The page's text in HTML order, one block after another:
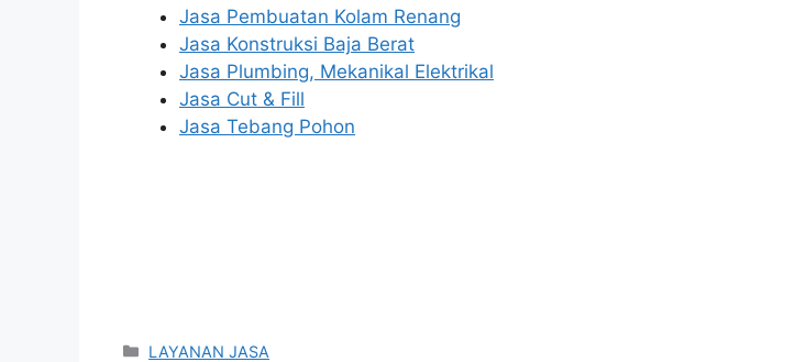
Jasa Pembuatan Kolam Renang
Jasa Konstruksi Baja Berat
Jasa Plumbing, Mekanikal Elektrikal
Jasa Cut & Fill
Jasa Tebang Pohon
Categories
LAYANAN JASA